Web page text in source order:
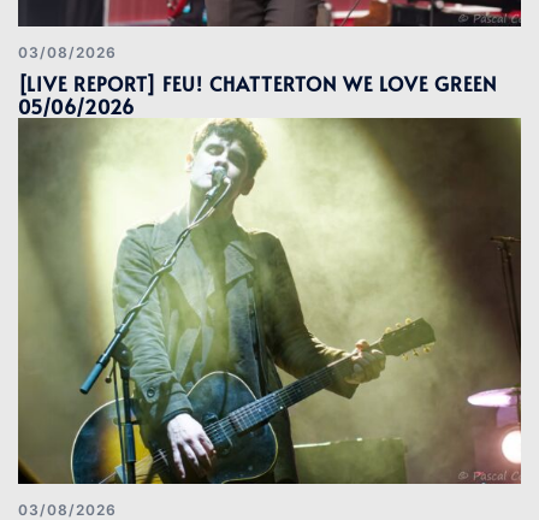
03/08/2026
[LIVE REPORT] FEU! CHATTERTON WE LOVE GREEN
05/06/2026
03/08/2026